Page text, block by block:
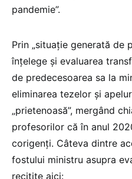
pandemie”.
Prin „situație generată de
înțelege și evaluarea
de predecesoarea sa la
eliminarea tezelor și
„prietenoasă”, mergând
profesorilor că în anul
corigenți. Câteva dintre
fostului ministru asupra
recitite aici: